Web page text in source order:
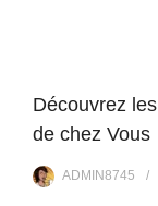
Découvrez
de chez Vous
ADMIN8745